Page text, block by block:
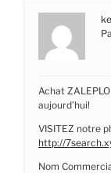
Achat
aujourd’hui!
VISITEZ notre
http://
Nom